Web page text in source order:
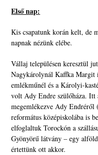
Első nap:
Kis csapatunk korán kelt, de
napnak nézünk elébe.
Vállaj településen keresztül
Nagykárolynál Kaffka Margit
emlékműnél és a Károlyi-
volt Ady Endre szülőháza. Itt
megemlékezve Ady Endréről
református középiskolába is
elfoglaltuk Torockón a
Gyönyörű látvány – egy
értettünk ott akkor.